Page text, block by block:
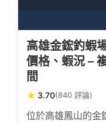
高雄金鋐釣蝦
價格、蝦況 –
間
★ 3.70(840 評論)
位於高雄鳳山的金